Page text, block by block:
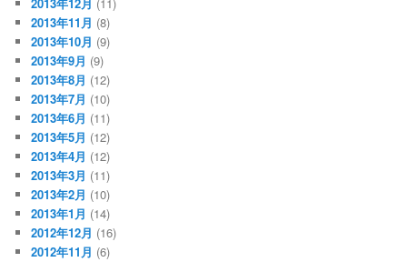
2013年12月 (11)
2013年11月 (8)
2013年10月 (9)
2013年9月 (9)
2013年8月 (12)
2013年7月 (10)
2013年6月 (11)
2013年5月 (12)
2013年4月 (12)
2013年3月 (11)
2013年2月 (10)
2013年1月 (14)
2012年12月 (16)
2012年11月 (6)